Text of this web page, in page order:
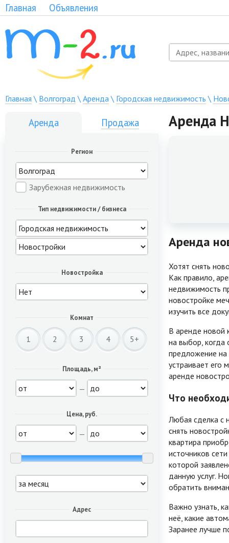
Главная Объявления
Главная \ Волгоград \ Аренда\ Городская недвижимость \
Аренда Продажа
Регион
Зарубежная недвижимость
Тип недвижимости / бизнеса
Новостройка
Комнат
1 2 3 4 5+
Площадь, м²
—
Цена, руб.
—
Адрес
Аренда
Аренда
Хотят снять
Как правило,
недвижимость
новостройке
изучить все
В аренде новой
на выбор, когда
предложение на
устраивает его
аренде
Что
Любая сделка с
снять
квартира
источников
которой
данную услуг.
обратить
Важно узнать,
неё, какие
Заранее лучше